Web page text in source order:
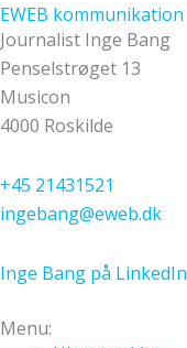
EWEB kommunikation
Journalist Inge Bang
Penselstrøget 13
Musicon
4000 Roskilde
+45 21431521
ingebang@eweb.dk
Inge Bang på LinkedIn
Menu: